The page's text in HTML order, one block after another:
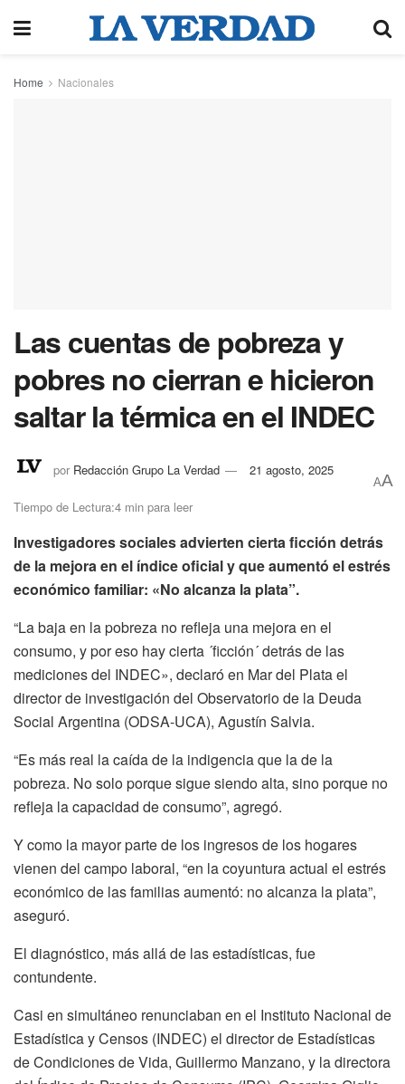
Home Nacionales
Las cuentas de pobreza y
pobres no cierran e hicieron
saltar la térmica en el INDEC
por Redacción Grupo La Verdad 21 agosto, 2025
Tiempo de Lectura:4 min para leer
AA
Investigadores sociales advierten cierta ficción detrás
de la mejora en el índice oficial y que aumentó el estrés
económico familiar: «No alcanza la plata”.
“La baja en la pobreza no refleja una mejora en el
consumo, y por eso hay cierta ´ficción´ detrás de las
mediciones del INDEC», declaró en Mar del Plata el
director de investigación del Observatorio de la Deuda
Social Argentina (ODSA-UCA), Agustín Salvia.
“Es más real la caída de la indigencia que la de la
pobreza. No solo porque sigue siendo alta, sino porque no
refleja la capacidad de consumo”, agregó.
Y como la mayor parte de los ingresos de los hogares
vienen del campo laboral, “en la coyuntura actual el estrés
económico de las familias aumentó: no alcanza la plata”,
aseguró.
El diagnóstico, más allá de las estadísticas, fue
contundente.
Casi en simultáneo renunciaban en el Instituto Nacional de
Estadística y Censos (INDEC) el director de Estadísticas
de Condiciones de Vida, Guillermo Manzano, y la directora